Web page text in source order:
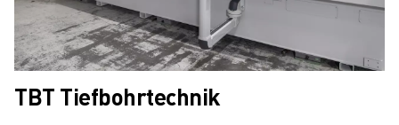
TBT Tiefbohrtechnik